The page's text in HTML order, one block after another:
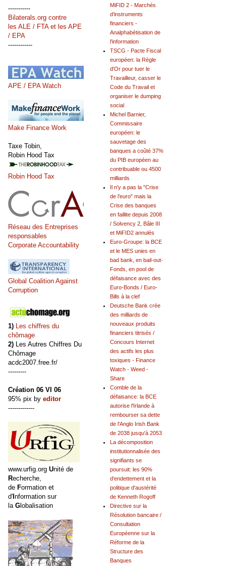
MiFID 2 - Marchés
d’instruments
financiers -
Analphabétisation de
l'information
TSCG - Pacte Fiscal
européen: la Règle
d'Or pour tuer le
Travailleur, casser le
Code du Travail et
organiser le dumping
social
Michel Barnier,
Commissaire
européen: le
sauvetage des
banques a coûté 37%
du PIB européen au
contribuable ou 4500
milliards
Il n’y a pas la "Crise
de l’euro" mais la
Crise des banques
en faillite depuis 2008
/ Solvency 2, Bâle III
et MiFID2 annulés
Euro-Groupe: la BCE
et le MES unies en
bad bank, en bail-out-
Fonds, en pool de
défaisance avec des
Euro-Bonds / Euro-
Bills à la clef
Deutsche Bank crée
des milliards de
nouveaux produits
financiers titrisés /
Concours Internet
des actifs les plus
toxiques - Finance
Watch - Weed -
Share
Comble de la
défaisance: la BCE
autorise l'Irlande à
rembourser sa dette
de l'Anglo Irish Bank
de 2038 jusqu'à 2053
La décomposition
institutionnalisée des
signifiants se
poursuit: les 90%
d'endettement et la
politique d'austérité
de Kenneth Rogoff
Directive sur la
Résolution bancaire /
Consultation
Européenne sur la
Réforme de la
Structure des
Banques
-----------
Bilaterals.org contre
les ALE / FTA et les APE
/ EPA
------------
APE / EPA Watch
Make Finance Work
Taxe Tobin,
Robin Hood Tax
Robin Hood Tax
Réseau des Entreprises
responsables
Corporate Accountability
Global Coalition Against
Corruption
1) Les chiffres du
chômage
2) Les Autres Chiffres Du
Chômage
acdc2007.free.fr/
---------
Création 06 VI 06
95% pix by editor
-------------
www.urfig.org Unité de
Recherche,
de Formation et
d'Information sur
la Globalisation